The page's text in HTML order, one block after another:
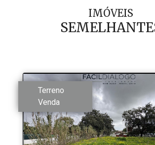
IMÓVEIS
Terreno
Venda